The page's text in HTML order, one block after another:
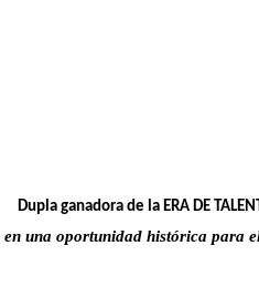
Dupla ganadora de la ERA DE
una oportunidad histórica para